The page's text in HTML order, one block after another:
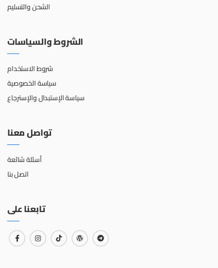
الشحن والتسليم
الشروط والسياسات
شروط الاستخدام
سياسة الخصوصية
سياسة الإستبدال والإسترجاع
تواصل معنا
أسئلة شائعة
اتصل بنا
تابعنا على